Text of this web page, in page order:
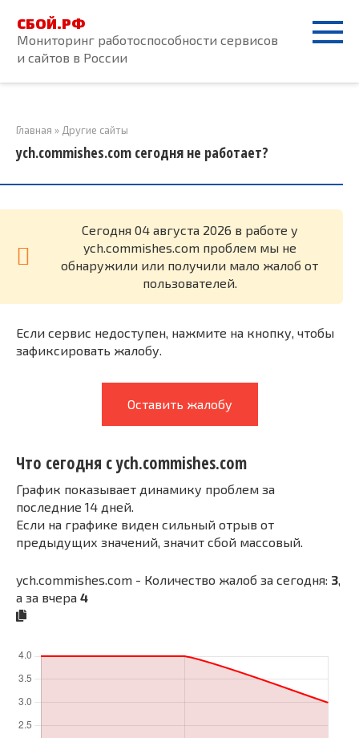
контенту
СБОЙ.РФ
Мониторинг работоспособности сервисов
и сайтов в России
Главная » Другие сайты
ych.commishes.com сегодня не работает?
Cегодня 04 августа 2026 в работе у
ych.commishes.com проблем мы не
обнаружили или получили мало жалоб от
пользователей.
Если сервис недоступен, нажмите на кнопку, чтобы
зафиксировать жалобу.
Оставить жалобу
Что сегодня с ych.commishes.com
График показывает динамику проблем за
последние 14 дней.
Если на графике виден сильный отрыв от
предыдущих значений, значит сбой массовый.
ych.commishes.com - Количество жалоб за сегодня: 3
а за вчера 4